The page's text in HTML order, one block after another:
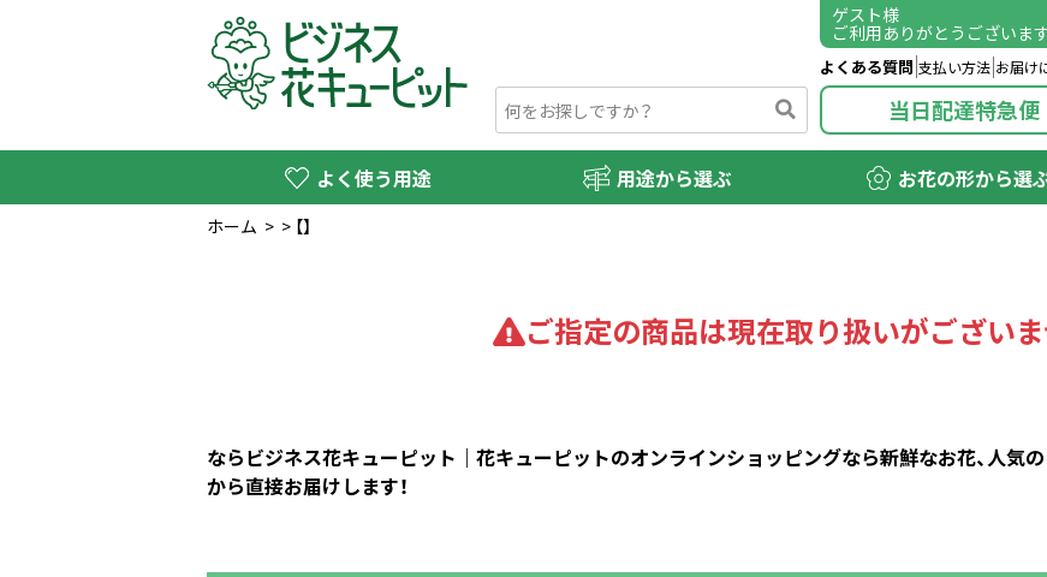
ゲスト様
ご利用ありがとうございま
よくある質問 支払い方法 お届け
当日配達特急便
よく使う用途 用途から選ぶ お花の形から選
ホーム > > 【】
ご指定の商品は現在取り扱いがございま
ならビジネス花キューピット｜花キューピットのオンラインショッピングなら新鮮なお花、人気
から直接お届けします！